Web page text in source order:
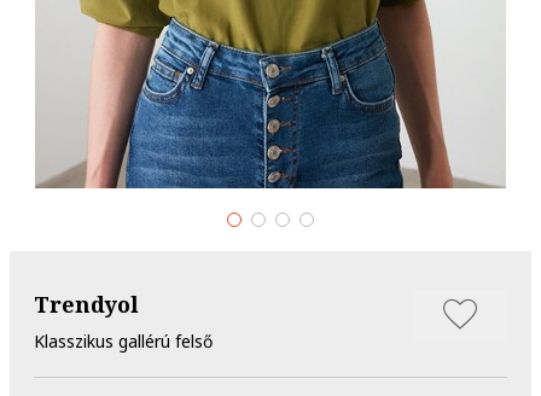
Trendyol
Klasszikus gallérú felső